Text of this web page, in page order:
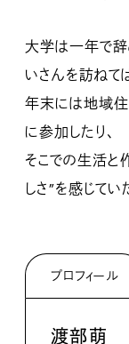
大学は一年で辞
いさんを訪ねて
年末には地域
に参加したり、
そこでの生活と
しさ”を感じてい
プロフィール
渡部萌